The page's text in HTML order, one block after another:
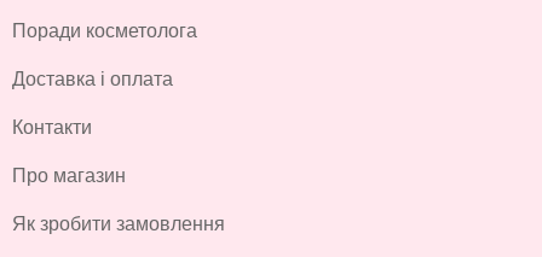
Поради косметолога
Доставка і оплата
Контакти
Про магазин
Як зробити замовлення